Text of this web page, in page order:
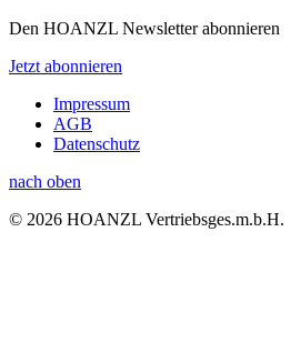
Den HOANZL Newsletter abonnieren
Jetzt abonnieren
Impressum
AGB
Datenschutz
nach oben
© 2026 HOANZL Vertriebsges.m.b.H.